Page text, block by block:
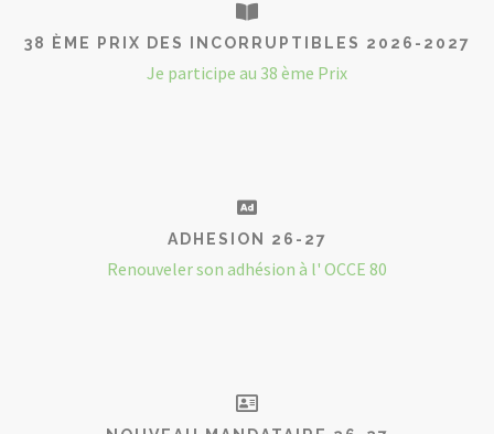
38 ÈME PRIX DES INCORRUPTIBLES 2026-2027
Je participe au 38 ème Prix
ADHESION 26-27
Renouveler son adhésion à l' OCCE 80